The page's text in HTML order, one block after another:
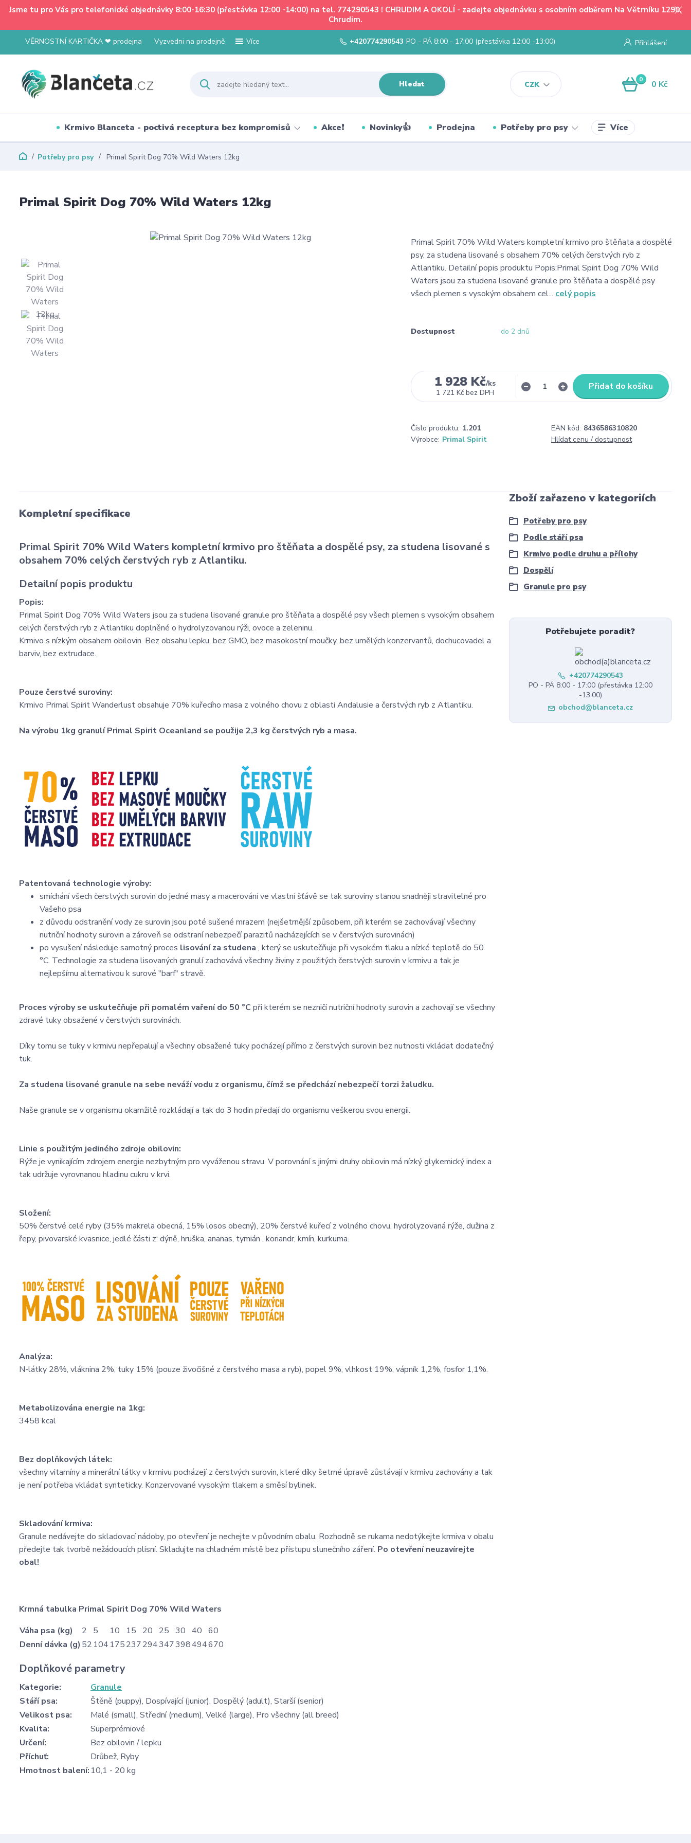
Jsme tu pro Vás pro telefonické objednávky 8:00-16:30 (přestávka 12:00 -14:00) na tel. 774290543 ! CHRUDIM A OKOLÍ - zadejte objednávku s osobním odběrem Na Větrníku 1290,
Chrudim.
VĚRNOSTNÍ KARTIČKA ❤ prodejna Vyzvedni na prodejně Více
CZK
Přihlášení
Hledat
+420774290543 PO - PÁ 8:00 - 17:00 (přestávka 12:00 -13:00)
0 0 Kč
Krmivo Blanceta - poctivá receptura bez kompromisů Akce❗ Novinky👍 Prodejna Potřeby pro psy Více
Potřeby pro psy Primal Spirit Dog 70% Wild Waters 12kg
Primal Spirit Dog 70% Wild Waters 12kg
Primal Spirit 70% Wild Waters kompletní krmivo pro štěňata a dospělé
psy, za studena lisované s obsahem 70% celých čerstvých ryb z
Atlantiku. Detailní popis produktu Popis:Primal Spirit Dog 70% Wild
Waters jsou za studena lisované granule pro štěňata a dospělé psy
všech plemen s vysokým obsahem cel... celý popis
Dostupnost do 2 dnů
1 928 Kč/ks
1 721 Kč bez DPH
Přidat do košíku
Číslo produktu: 1.201 EAN kód: 8436586310820
Výrobce: Primal Spirit Hlídat cenu / dostupnost
Kompletní specifikace
Primal Spirit 70% Wild Waters kompletní krmivo pro štěňata a dospělé psy, za studena lisované s
obsahem 70% celých čerstvých ryb z Atlantiku.
Detailní popis produktu
Popis:
Primal Spirit Dog 70% Wild Waters jsou za studena lisované granule pro štěňata a dospělé psy všech plemen s vysokým obsahem
celých čerstvých ryb z Atlantiku doplněné o hydrolyzovanou rýži, ovoce a zeleninu.
Krmivo s nízkým obsahem obilovin. Bez obsahu lepku, bez GMO, bez masokostní moučky, bez umělých konzervantů, dochucovadel a
barviv, bez extrudace.
Pouze čerstvé suroviny:
Krmivo Primal Spirit Wanderlust obsahuje 70% kuřecího masa z volného chovu z oblasti Andalusie a čerstvých ryb z Atlantiku.
Na výrobu 1kg granulí Primal Spirit Oceanland se použije 2,3 kg čerstvých ryb a masa.
Patentovaná technologie výroby:
smíchání všech čerstvých surovin do jedné masy a macerování ve vlastní šťávě se tak suroviny stanou snadněji stravitelné pro
Vašeho psa
z důvodu odstranění vody ze surovin jsou poté sušené mrazem (nejšetrnější způsobem, při kterém se zachovávají všechny
nutriční hodnoty surovin a zároveň se odstraní nebezpečí parazitů nacházejících se v čerstvých surovinách)
po vysušení následuje samotný proces lisování za studena , který se uskutečňuje při vysokém tlaku a nízké teplotě do 50
°C. Technologie za studena lisovaných granulí zachovává všechny živiny z použitých čerstvých surovin v krmivu a tak je
nejlepšímu alternativou k surové "barf" stravě.
Proces výroby se uskutečňuje při pomalém vaření do 50 °C při kterém se nezničí nutriční hodnoty surovin a zachovají se všechny
zdravé tuky obsažené v čerstvých surovinách.
Díky tomu se tuky v krmivu nepřepalují a všechny obsažené tuky pocházejí přímo z čerstvých surovin bez nutnosti vkládat dodatečný
tuk.
Za studena lisované granule na sebe neváží vodu z organismu, čímž se předchází nebezpečí torzi žaludku.
Naše granule se v organismu okamžitě rozkládají a tak do 3 hodin předají do organismu veškerou svou energii.
Linie s použitým jediného zdroje obilovin:
Rýže je vynikajícím zdrojem energie nezbytným pro vyváženou stravu. V porovnání s jinými druhy obilovin má nízký glykemický index a
tak udržuje vyrovnanou hladinu cukru v krvi.
Složení:
50% čerstvé celé ryby (35% makrela obecná, 15% losos obecný), 20% čerstvé kuřecí z volného chovu, hydrolyzovaná rýže, dužina z
řepy, pivovarské kvasnice, jedlé části z: dýně, hruška, ananas, tymián , koriandr, kmín, kurkuma.
Analýza:
N-látky 28%, vláknina 2%, tuky 15% (pouze živočišné z čerstvého masa a ryb), popel 9%, vlhkost 19%, vápník 1,2%, fosfor 1,1%.
Metabolizována energie na 1kg:
3458 kcal
Bez doplňkových látek:
všechny vitamíny a minerální látky v krmivu pocházejí z čerstvých surovin, které díky šetrné úpravě zůstávají v krmivu zachovány a tak
je není potřeba vkládat synteticky. Konzervované vysokým tlakem a směsí bylinek.
Skladování krmiva:
Granule nedávejte do skladovací nádoby, po otevření je nechejte v původním obalu. Rozhodně se rukama nedotýkejte krmiva v obalu
předejte tak tvorbě nežádoucích plísní. Skladujte na chladném místě bez přístupu slunečního záření. Po otevření neuzavírejte
obal!
Krmná tabulka Primal Spirit Dog 70% Wild Waters
Váha psa (kg)
2 5 10 15 20 25 30 40 60
Denní dávka (g) 52 104 175237294347398494670
Doplňkové parametry
Kategorie:
Granule
Stáří psa:
Štěně (puppy), Dospívající (junior), Dospělý (adult), Starší (senior)
Velikost psa:
Malé (small), Střední (medium), Velké (large), Pro všechny (all breed)
Kvalita:
Superprémiové
Určení:
Bez obilovin / lepku
Příchuť:
Drůbež, Ryby
Hmotnost balení: 10,1 - 20 kg
Zboží zařazeno v kategoriích
Potřeby pro psy
Podle stáří psa
Krmivo podle druhu a přílohy
Dospělí
Granule pro psy
Potřebujete poradit?
+420774290543
PO - PÁ 8:00 - 17:00 (přestávka 12:00
-13:00)
obchod@blanceta.cz